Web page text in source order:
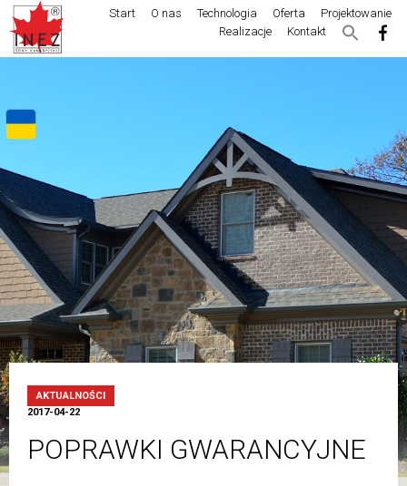
Start O nas Technologia Oferta
Projektowanie
Realizacje
Kontakt
AKTUALNOŚCI
2017-04-22
POPRAWKI GWARANCYJNE